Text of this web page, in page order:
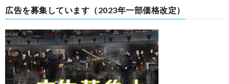
広告を募集しています（2023年一部価格改定）